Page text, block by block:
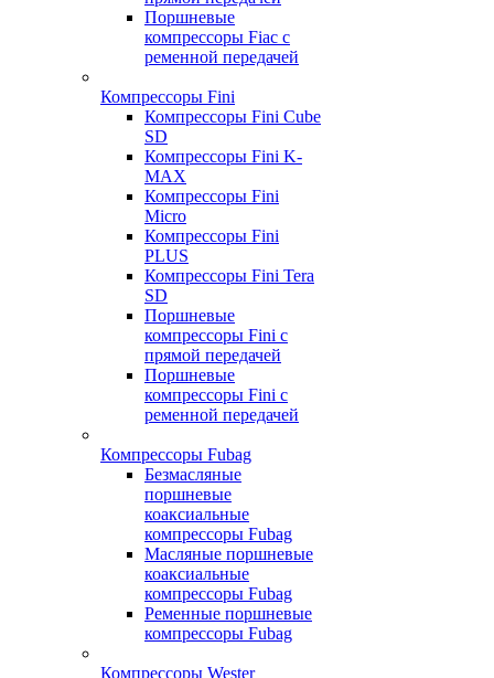
Поршневые
компрессоры Fiac с
ременной передачей
Компрессоры Fini
Компрессоры Fini Cube
SD
Компрессоры Fini K-
MAX
Компрессоры Fini
Micro
Компрессоры Fini
PLUS
Компрессоры Fini Tera
SD
Поршневые
компрессоры Fini с
прямой передачей
Поршневые
компрессоры Fini с
ременной передачей
Компрессоры Fubag
Безмасляные
поршневые
коаксиальные
компрессоры Fubag
Масляные поршневые
коаксиальные
компрессоры Fubag
Ременные поршневые
компрессоры Fubag
Компрессоры Wester